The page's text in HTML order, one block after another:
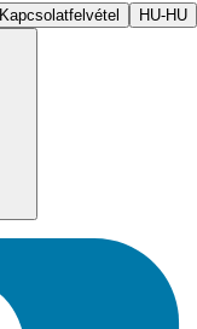
Kapcsolatfelvétel HU-HU